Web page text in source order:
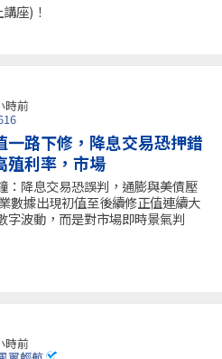
座)！
時前
路下修，降息交易恐押錯
殖利率，市場
：降息交易恐誤判，通膨與美債壓
數據出現初值至後續修正值連續大
字波動，而是對市場即時景氣判
時前